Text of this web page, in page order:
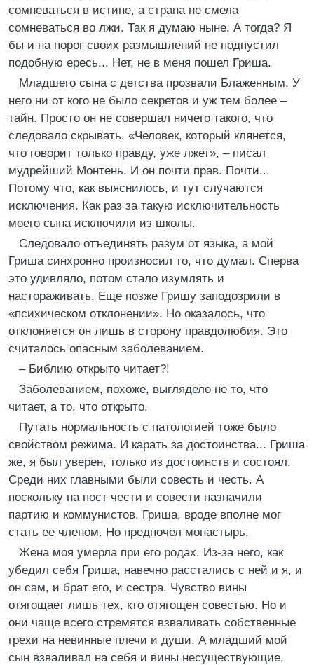
сомневаться в истине, а страна не смела
сомневаться во лжи. Так я думаю ныне. А тогда? Я
бы и на порог своих размышлений не подпустил
подобную ересь... Нет, не в меня пошел Гриша.
Младшего сына с детства прозвали Блаженным. У
него ни от кого не было секретов и уж тем более –
тайн. Просто он не совершал ничего такого, что
следовало скрывать. «Человек, который клянется,
что говорит только правду, уже лжет», – писал
мудрейший Монтень. И он почти прав. Почти...
Потому что, как выяснилось, и тут случаются
исключения. Как раз за такую исключительность
моего сына исключили из школы.
Следовало отъединять разум от языка, а мой
Гриша синхронно произносил то, что думал. Сперва
это удивляло, потом стало изумлять и
настораживать. Еще позже Гришу заподозрили в
«психическом отклонении». Но оказалось, что
отклоняется он лишь в сторону правдолюбия. Это
считалось опасным заболеванием.
– Библию открыто читает?!
Заболеванием, похоже, выглядело не то, что
читает, а то, что открыто.
Путать нормальность с патологией тоже было
свойством режима. И карать за достоинства... Гриша
же, я был уверен, только из достоинств и состоял.
Среди них главными были совесть и честь. А
поскольку на пост чести и совести назначили
партию и коммунистов, Гриша, вроде вполне мог
стать ее членом. Но предпочел монастырь.
Жена моя умерла при его родах. Из-за него, как
убедил себя Гриша, навечно расстались с ней и я, и
он сам, и брат его, и сестра. Чувство вины
отягощает лишь тех, кто отягощен совестью. Но и
они чаще всего стремятся взваливать собственные
грехи на невинные плечи и души. А младший мой
сын взваливал на себя и вины несуществующие,